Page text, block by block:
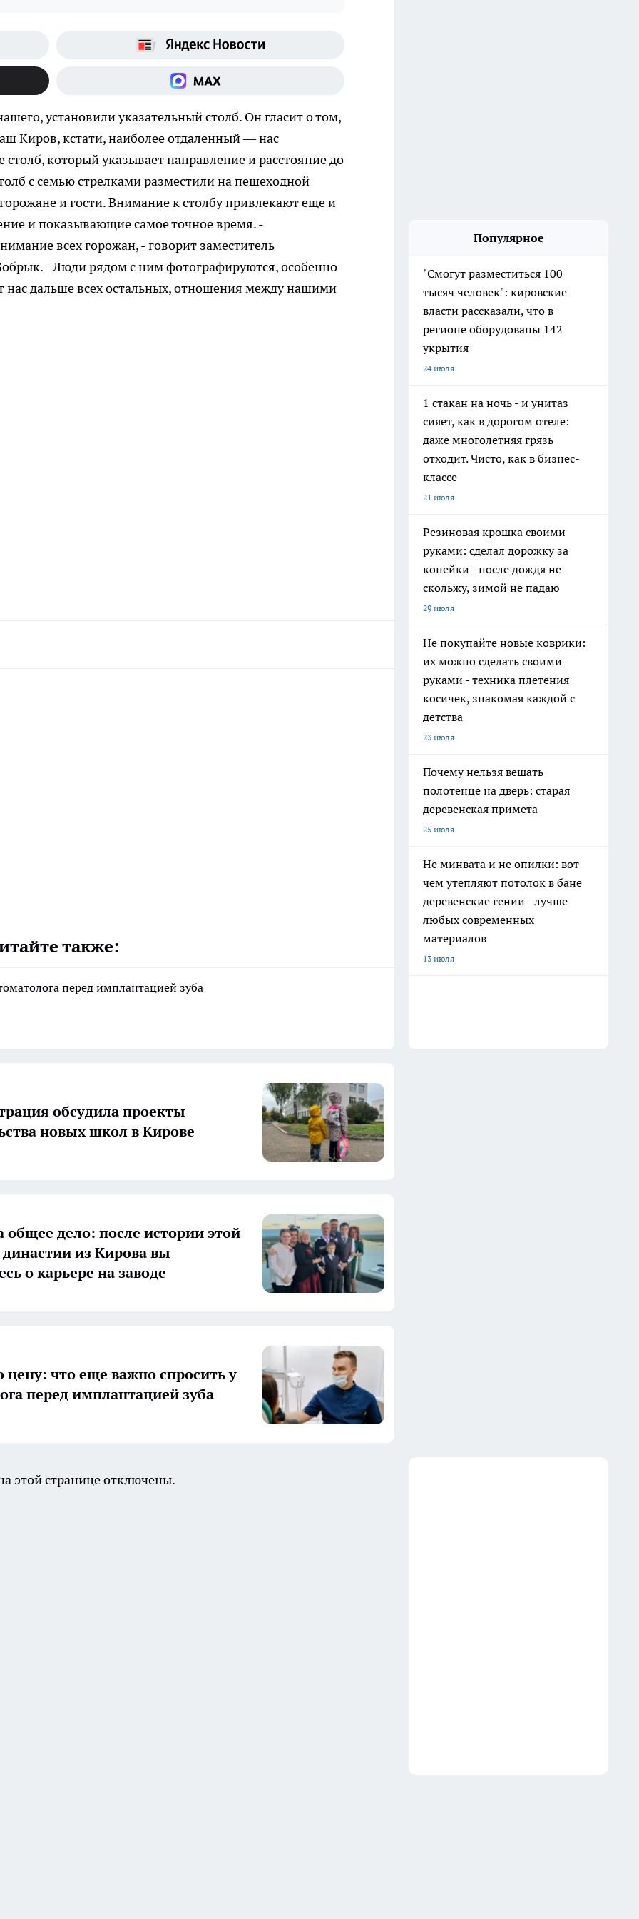
установили указательный столб. Он гласит о том,
Киров, кстати, наиболее отдаленный — нас
столб, который указывает направление и расстояние до
с семью стрелками разместили на пешеходной
и гости. Внимание к столбу привлекают еще и
и показывающие самое точное время. -
всех горожан, - говорит заместитель
- Люди рядом с ним фотографируются, особенно
нас дальше всех остальных, отношения между нашими
также:
перед имплантацией зуба
Популярное
"Смогут разместиться 100
тысяч человек": кировские
власти рассказали, что в
регионе оборудованы 142
укрытия
24 июля
1 стакан на ночь - и унитаз
сияет, как в дорогом отеле:
даже многолетняя грязь
отходит. Чисто, как в бизнес-
классе
21 июля
Резиновая крошка своими
руками: сделал дорожку за
копейки - после дождя не
скольжу, зимой не падаю
29 июля
Не покупайте новые коврики:
их можно сделать своими
руками - техника плетения
косичек, знакомая каждой с
детства
23 июля
Почему нельзя вешать
полотенце на дверь: старая
деревенская примета
25 июля
Не минвата и не опилки: вот
чем утепляют потолок в бане
деревенские гении - лучше
любых современных
материалов
13 июля
обсудила проекты
новых школ в Кирове
общее дело: после истории этой
из Кирова вы
о карьере на заводе
цену: что еще важно спросить у
перед имплантацией зуба
этой странице отключены.